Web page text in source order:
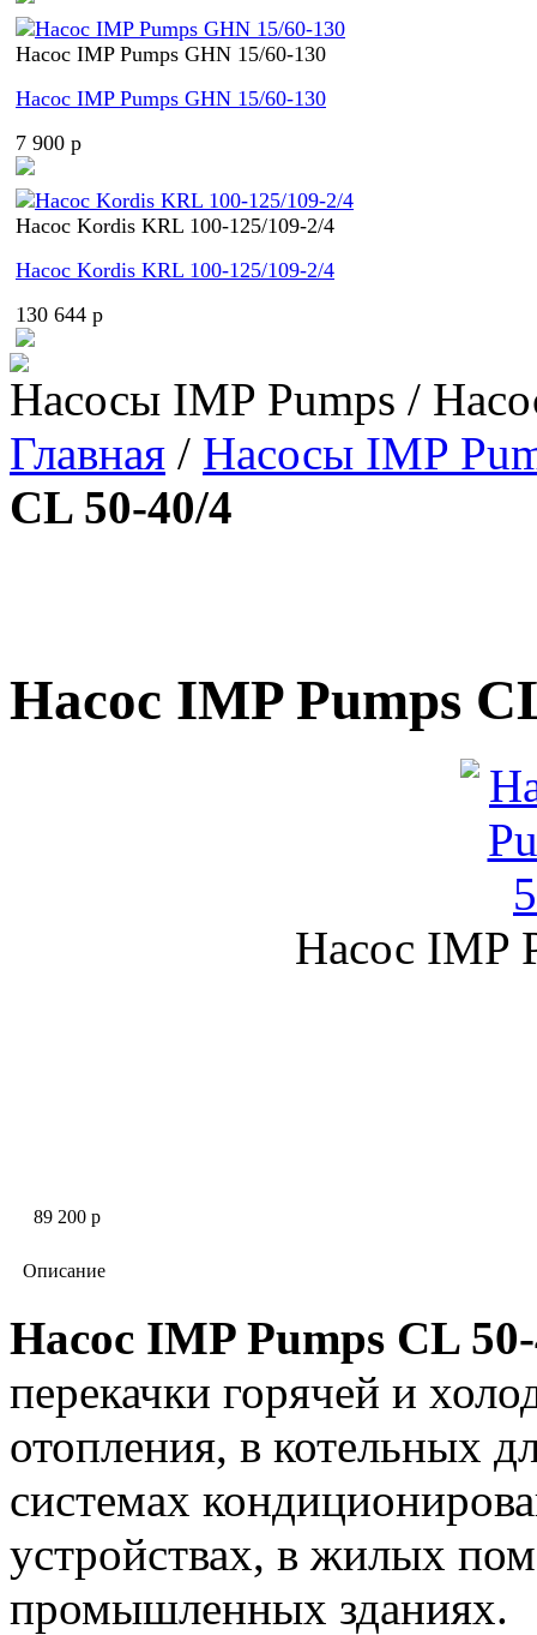
Насос IMP Pumps GHN 15/60-130
Насос IMP Pumps GHN 15/60-130
7 900 p
Насос Kordis KRL 100-125/109-2/4
Насос Kordis KRL 100-125/109-2/4
130 644 p
Насосы IMP Pumps /
Главная / Насосы IMP
CL 50-40/4
Насос IMP Pumps
Насос IMP
89 200 p
Описание
Насос IMP Pumps CL
перекачки горячей и
отопления, в котельных
системах
устройствах, в жилых
промышленных зданиях.